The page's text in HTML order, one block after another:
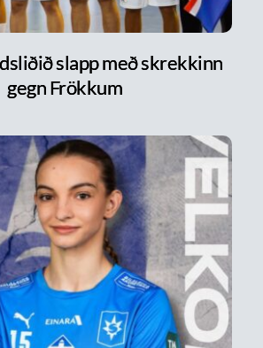
slapp með skrekkinn
gegn Frökkum